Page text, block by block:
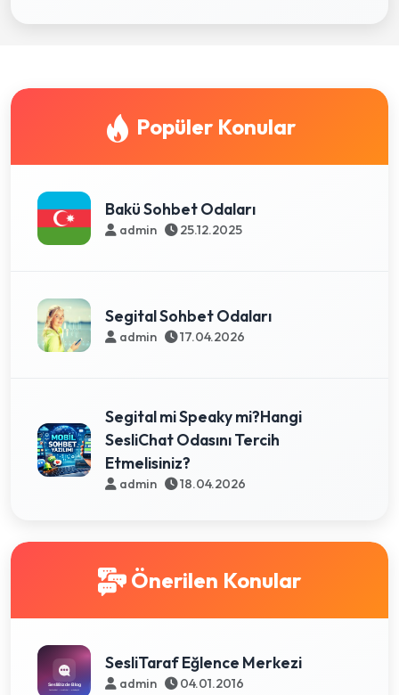
Popüler Konular
Bakü Sohbet Odaları
admin 25.12.2025
Segital Sohbet Odaları
admin 17.04.2026
Segital mi Speaky mi?Hangi
SesliChat Odasını Tercih
Etmelisiniz?
admin 18.04.2026
Önerilen Konular
SesliTaraf Eğlence Merkezi
admin 04.01.2016